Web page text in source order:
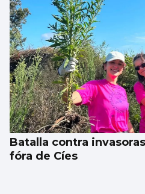
Batalla contra
fóra de Cíes